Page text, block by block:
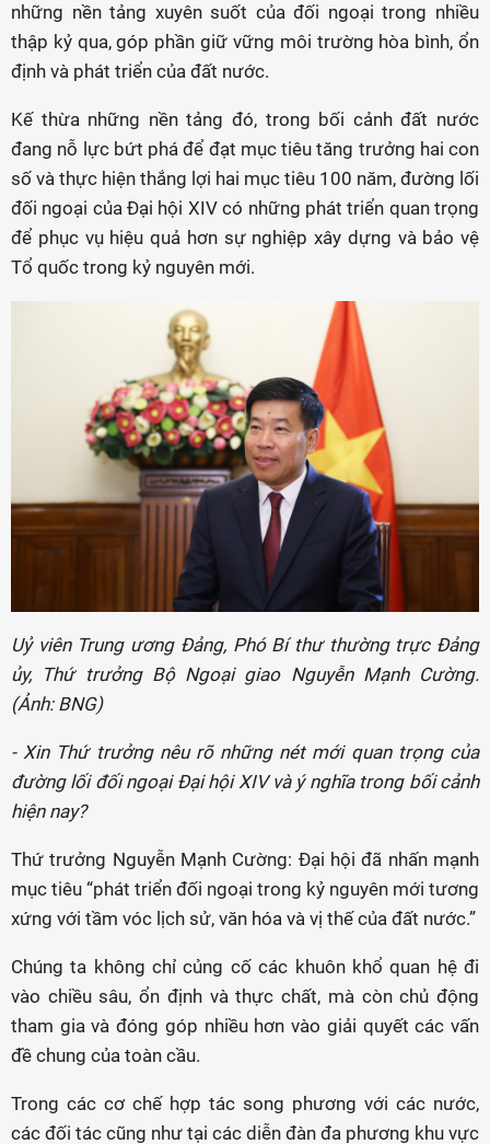
những nền tảng xuyên suốt của đối ngoại trong nhiều
thập kỷ qua, góp phần giữ vững môi trường hòa bình, ổn
định và phát triển của đất nước.
Kế thừa những nền tảng đó, trong bối cảnh đất nước
đang nỗ lực bứt phá để đạt mục tiêu tăng trưởng hai con
số và thực hiện thắng lợi hai mục tiêu 100 năm, đường lối
đối ngoại của Đại hội XIV có những phát triển quan trọng
để phục vụ hiệu quả hơn sự nghiệp xây dựng và bảo vệ
Tổ quốc trong kỷ nguyên mới.
Uỷ viên Trung ương Đảng, Phó Bí thư thường trực Đảng
ủy, Thứ trưởng Bộ Ngoại giao Nguyễn Mạnh Cường.
(Ảnh: BNG)
- Xin Thứ trưởng nêu rõ những nét mới quan trọng của
đường lối đối ngoại Đại hội XIV và ý nghĩa trong bối cảnh
hiện nay?
Thứ trưởng Nguyễn Mạnh Cường: Đại hội đã nhấn mạnh
mục tiêu “phát triển đối ngoại trong kỷ nguyên mới tương
xứng với tầm vóc lịch sử, văn hóa và vị thế của đất nước.”
Chúng ta không chỉ củng cố các khuôn khổ quan hệ đi
vào chiều sâu, ổn định và thực chất, mà còn chủ động
tham gia và đóng góp nhiều hơn vào giải quyết các vấn
đề chung của toàn cầu.
Trong các cơ chế hợp tác song phương với các nước,
các đối tác cũng như tại các diễn đàn đa phương khu vực